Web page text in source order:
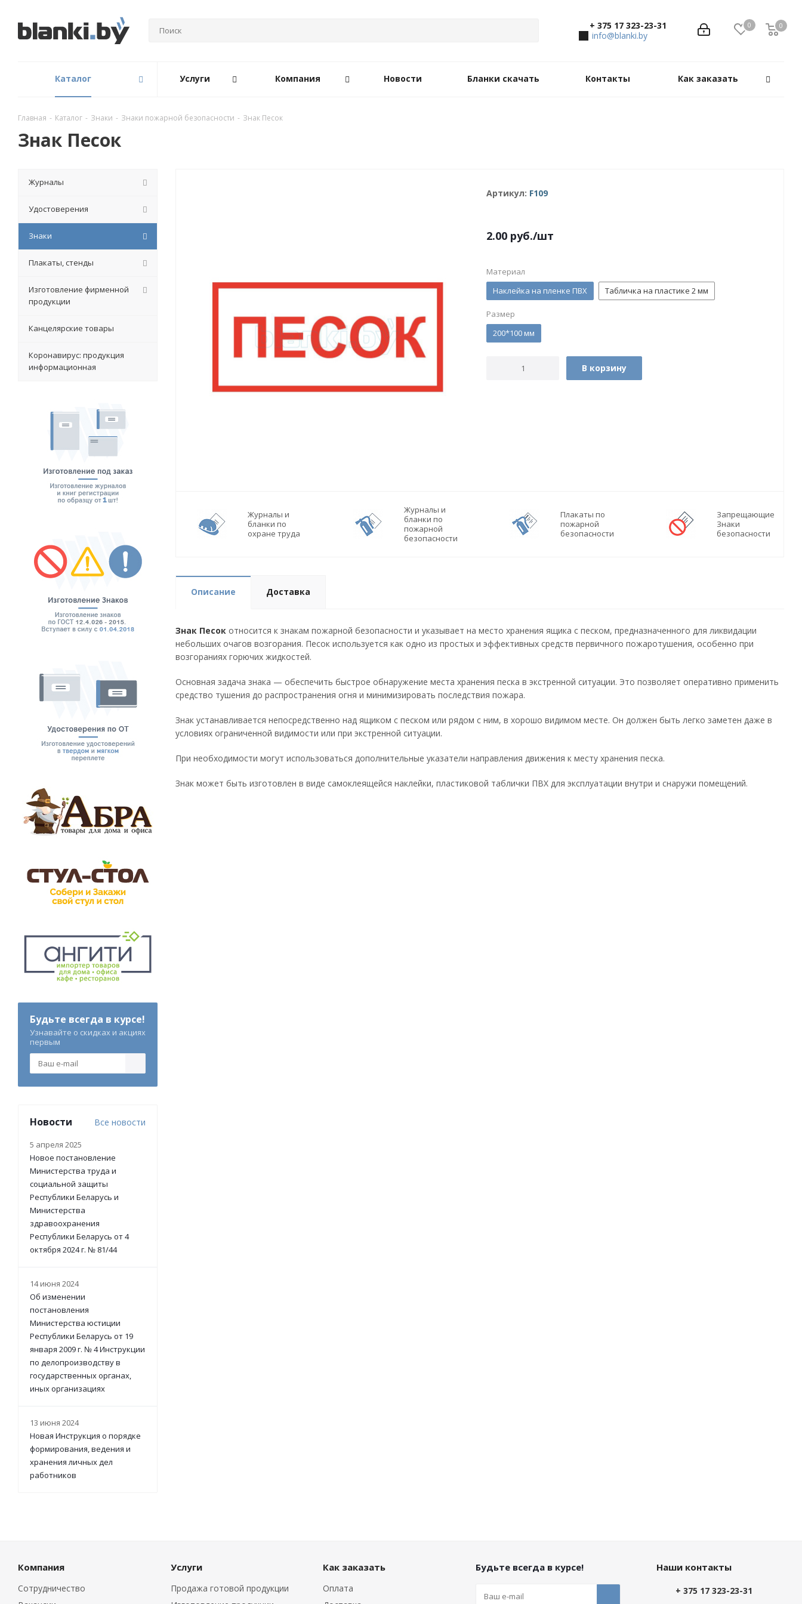
0 0
0
+ 375 17 323-23-31
info@blanki.by
Каталог Услуги Компания Новости Бланки скачать Контакты Как заказать
Главная - Каталог - Знаки - Знаки пожарной безопасности - Знак Песок
Знак Песок
Артикул: F109
2.00 руб./шт
Материал
Наклейка на пленке ПВХ
Табличка на пластике 2 мм
Размер
200*100 мм
В корзину
Журналы и
бланки по
охране труда
Журналы и
бланки по
пожарной
безопасности
Плакаты по
пожарной
безопасности
Запрещающие
Знаки
безопасности
Описание Доставка
Знак Песок относится к знакам пожарной безопасности и указывает на место хранения ящика с песком, предназначенного для ликвидации
небольших очагов возгорания. Песок используется как одно из простых и эффективных средств первичного пожаротушения, особенно при
возгораниях горючих жидкостей.
Основная задача знака — обеспечить быстрое обнаружение места хранения песка в экстренной ситуации. Это позволяет оперативно применить
средство тушения до распространения огня и минимизировать последствия пожара.
Знак устанавливается непосредственно над ящиком с песком или рядом с ним, в хорошо видимом месте. Он должен быть легко заметен даже в
условиях ограниченной видимости или при экстренной ситуации.
При необходимости могут использоваться дополнительные указатели направления движения к месту хранения песка.
Знак может быть изготовлен в виде самоклеящейся наклейки, пластиковой таблички ПВХ для эксплуатации внутри и снаружи помещений.
Журналы
Удостоверения
Знаки
Плакаты, стенды
Изготовление фирменной
продукции
Канцелярские товары
Коронавирус: продукция
информационная
Будьте всегда в курсе!
Узнавайте о скидках и акциях
первым
Новости Все новости
5 апреля 2025
Новое постановление
Министерства труда и
социальной защиты
Республики Беларусь и
Министерства
здравоохранения
Республики Беларусь от 4
октября 2024 г. № 81/44
14 июня 2024
Об изменении
постановления
Министерства юстиции
Республики Беларусь от 19
января 2009 г. № 4 Инструкции
по делопроизводству в
государственных органах,
иных организациях
13 июня 2024
Новая Инструкция о порядке
формирования, ведения и
хранения личных дел
работников
Компания
Сотрудничество
Услуги
Продажа готовой продукции
Как заказать
Оплата
Будьте всегда в курсе! Наши контакты
+ 375 17 323-23-31